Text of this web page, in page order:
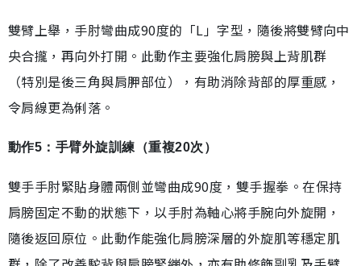
雙臂上舉，手肘彎曲成90度的「L」字型，隨後將雙臂向中
央合攏，再向外打開。此動作主要強化肩膀與上背肌群
（特別是後三角與肩胛部位），有助消除背部的厚重感，
令肩線更為俐落。
動作5：手臂外旋訓練（重複20次）
雙手手肘緊貼身體兩側並彎曲成90度，雙手握拳。在保持
肩膀固定不動的狀態下，以手肘為軸心將手腕向外旋開，
隨後返回原位。此動作能強化肩膀深層的外旋肌等穩定肌